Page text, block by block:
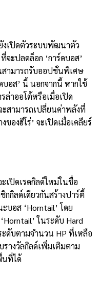
งเปิดตัวระบบพัฒนาตัว
จะปลดล็อก ‘การ์ดบอส’
สามารถรับออปชั่นพิเศษ
บอส’ นี้ นอกจากนี้ หากใช้
รล่าออโต้หรือเมื่อเปิด
ะสามารถเปลี่ยนค่าพลังที่
องฮีโร่’ จะเปิดเมื่อเคลียร์
เปิดเรดกิลด์ใหม่ในชื่อ
กิลด์เดียวกันสร้างปาร์ตี้
บอส ‘Horntail’ โดย
ในระดับ Hard
ะดับตามจำนวน HP ที่เหลือ
างวัลกิลด์เพิ่มเติมตาม
นที่ได้